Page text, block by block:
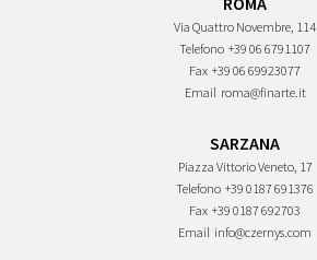
Via Quattro Novembre, 114
Telefono +39 06 6791107
Fax +39 06 69923077
Email roma@finarte.it
SARZANA
Piazza Vittorio Veneto, 17
Telefono +39 0187 691376
Fax +39 0187 692703
Email info@czernys.com